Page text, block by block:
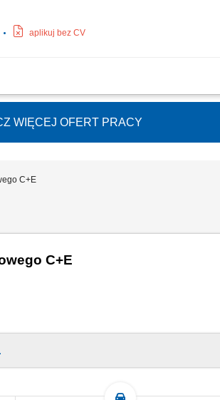
aplikuj bez CV
w kraju i za granicą. Załadunek i rozładunek
WIĘCEJ OFERT PRACY
C+E
C+E